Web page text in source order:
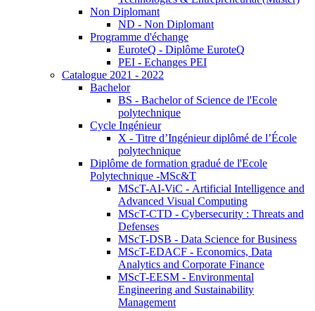
Non Diplomant
ND - Non Diplomant
Programme d'échange
EuroteQ - Diplôme EuroteQ
PEI - Echanges PEI
Catalogue 2021 - 2022
Bachelor
BS - Bachelor of Science de l'Ecole
polytechnique
Cycle Ingénieur
X - Titre d’Ingénieur diplômé de l’École
polytechnique
Diplôme de formation gradué de l'Ecole
Polytechnique -MSc&T
MScT-AI-ViC - Artificial Intelligence and
Advanced Visual Computing
MScT-CTD - Cybersecurity : Threats and
Defenses
MScT-DSB - Data Science for Business
MScT-EDACF - Economics, Data
Analytics and Corporate Finance
MScT-EESM - Environmental
Engineering and Sustainability
Management